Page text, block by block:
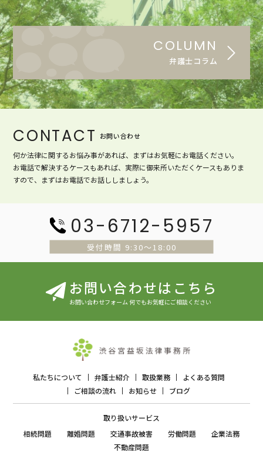
COLUMN
弁護士コラム
CONTACT お問い合わせ
何か法律に関するお悩み事があれば、まずはお気軽にお電話ください。
お電話で解決するケースもあれば、実際に御来所いただくケースもありま
すので、まずはお電話でお話ししましょう。
03-6712-5957
受付時間 9:30〜18:00
お問い合わせはこちら
お問い合わせフォーム 何でもお気軽にご相談ください
私たちについて 弁護士紹介 取扱業務
よくある質問
ご相談の流れ
お知らせ ブログ
取り扱いサービス
相続問題
離婚問題 交通事故被害 労働問題
企業法務
不動産問題